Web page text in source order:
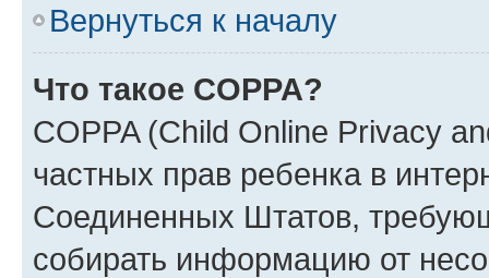
Вернуться к началу
Что такое COPPA?
COPPA (Child Online Privacy
частных прав ребенка в
Соединенных Штатов,
собирать информацию от